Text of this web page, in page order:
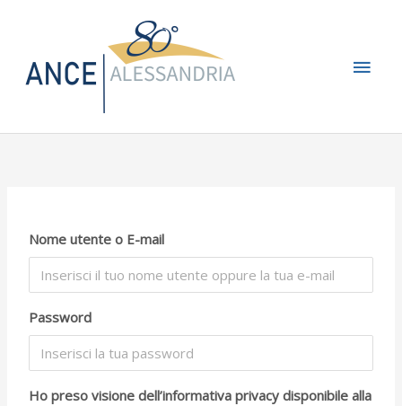
Nome utente o E-mail
Password
Ho preso visione dell’informativa privacy disponibile alla